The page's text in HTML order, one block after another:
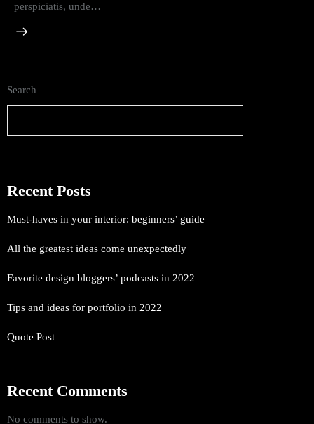
perspiciatis, unde…
Search
Recent Posts
Must-haves in your interior: beginners’ guide
All the greatest ideas come unexpectedly
Favorite design bloggers’ podcasts in 2022
Tips and ideas for portfolio in 2022
Quote Post
Recent Comments
No comments to show.